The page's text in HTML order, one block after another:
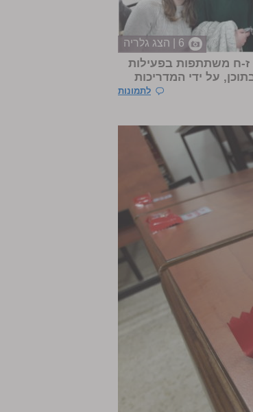
6 | הצג גלריה
ז-ח משתתפות בפעילות
על ידי המדריכות
לתמונות